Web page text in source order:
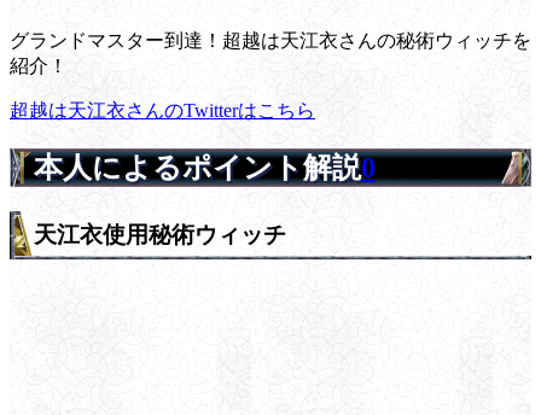
グランドマスター到達！超越は天江衣さんの秘術ウィッチを
紹介！
超越は天江衣さんのTwitterはこちら
本人によるポイント解説0
天江衣使用秘術ウィッチ